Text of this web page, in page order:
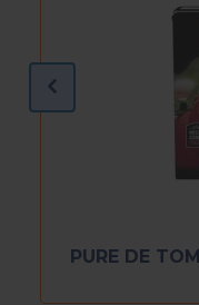
PURE DE